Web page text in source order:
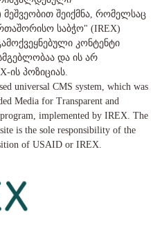
შეიქმნა, რომელსაც
საბჭო" (IREX)
კონტენტი
და ის არ
ის პოზიციას.
universal CMS system, which was
Media for Transparent and
implemented by IREX. The
is the sole responsibility of the
of USAID or IREX.